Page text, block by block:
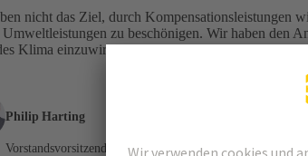
nicht das Ziel, durch Kompensationsleistungen
Umweltleistungen zu beschönigen. Wir haben den
Klima einzuwirken.
Philip Harting
Vorstandsvorsitzender